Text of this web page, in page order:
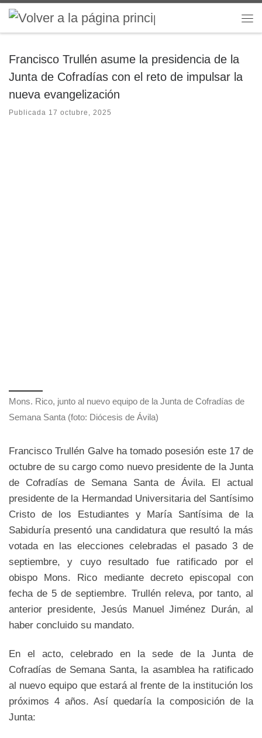
Saltar al contenido
Francisco Trullén asume la presidencia de la
Junta de Cofradías con el reto de impulsar la
nueva evangelización
Publicada 17 octubre, 2025
Mons. Rico, junto al nuevo equipo de la Junta de Cofradías de
Semana Santa (foto: Diócesis de Ávila)
Francisco Trullén Galve ha tomado posesión este 17 de
octubre de su cargo como nuevo presidente de la Junta
de Cofradías de Semana Santa de Ávila. El actual
presidente de la Hermandad Universitaria del Santísimo
Cristo de los Estudiantes y María Santísima de la
Sabiduría presentó una candidatura que resultó la más
votada en las elecciones celebradas el pasado 3 de
septiembre, y cuyo resultado fue ratificado por el
obispo Mons. Rico mediante decreto episcopal con
fecha de 5 de septiembre. Trullén releva, por tanto, al
anterior presidente, Jesús Manuel Jiménez Durán, al
haber concluido su mandato.
En el acto, celebrado en la sede de la Junta de
Cofradías de Semana Santa, la asamblea ha ratificado
al nuevo equipo que estará al frente de la institución los
próximos 4 años. Así quedaría la composición de la
Junta: